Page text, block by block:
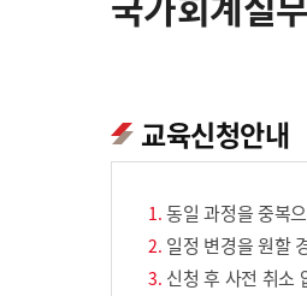
교육신청안내
동일 과정을 중복
일정 변경을 원할
신청 후 사전 취소